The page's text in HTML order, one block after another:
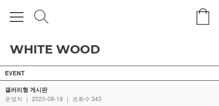
EVENT
갤러리형 게시판
운영자 | 2020-08-18 | 조회수 343